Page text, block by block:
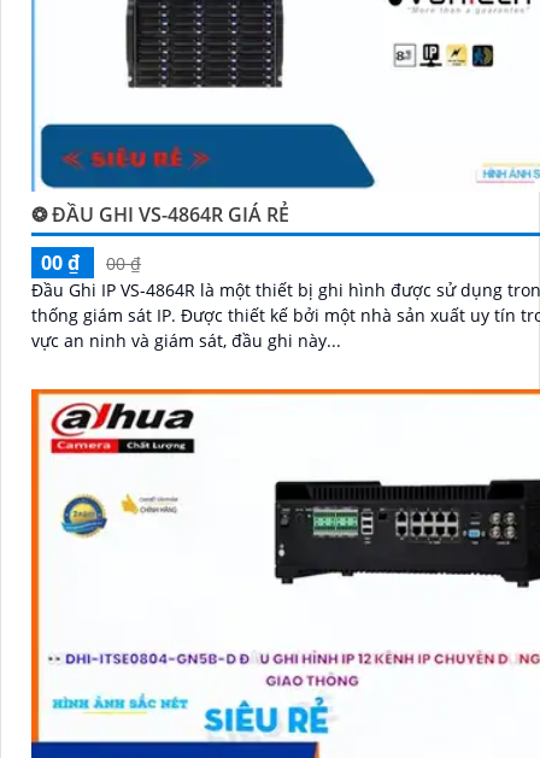
❂ ĐẦU GHI VS-4864R GIÁ RẺ
00 ₫
00 ₫
Đầu Ghi IP VS-4864R là một thiết bị ghi hình được sử dụng
thống giám sát IP. Được thiết kế bởi một nhà sản xuất uy tín trong lĩnh
vực an ninh và giám sát, đầu ghi này...